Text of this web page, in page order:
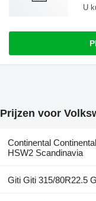
U
Prijzen voor
Continental
HSW2 Scandinavia
Giti Giti 315/80R22.5